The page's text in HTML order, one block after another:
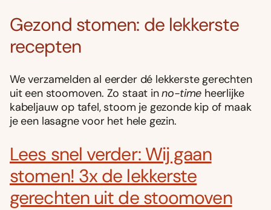
Gezond stomen: de lekkerste
recepten
We verzamelden al eerder dé lekkerste gerechten
uit een stoomoven. Zo staat inno-time heerlijke
kabeljauw op tafel, stoom je gezonde kip of maak
je een lasagne voor het hele gezin.
Lees snel verder: Wij gaan
stomen! 3x de lekkerste
gerechten uit de stoomoven